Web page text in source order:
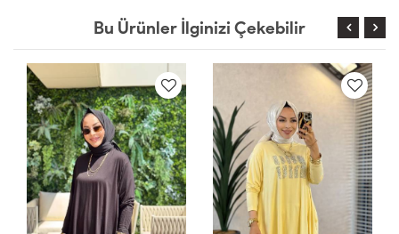
Bu Ürünler İlginizi Çekebilir